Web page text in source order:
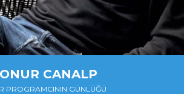
ONUR CANALP
PROGRAMCININ GÜNLÜĞÜ